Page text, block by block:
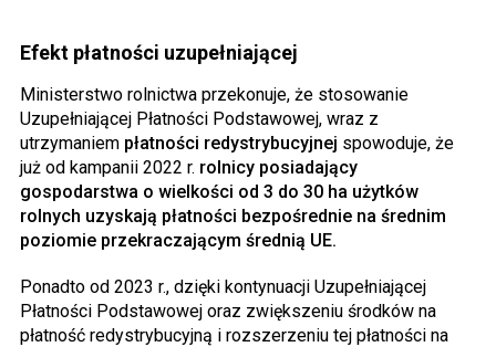
Efekt płatności uzupełniającej
Ministerstwo rolnictwa przekonuje, że stosowanie
Uzupełniającej Płatności Podstawowej, wraz z
utrzymaniem płatności redystrybucyjnej spowoduje, że
już od kampanii 2022 r. rolnicy posiadający
gospodarstwa o wielkości od 3 do 30 ha użytków
rolnych uzyskają płatności bezpośrednie na średnim
poziomie przekraczającym średnią UE.
Ponadto od 2023 r., dzięki kontynuacji Uzupełniającej
Płatności Podstawowej oraz zwiększeniu środków na
płatność redystrybucyjną i rozszerzeniu tej płatności na